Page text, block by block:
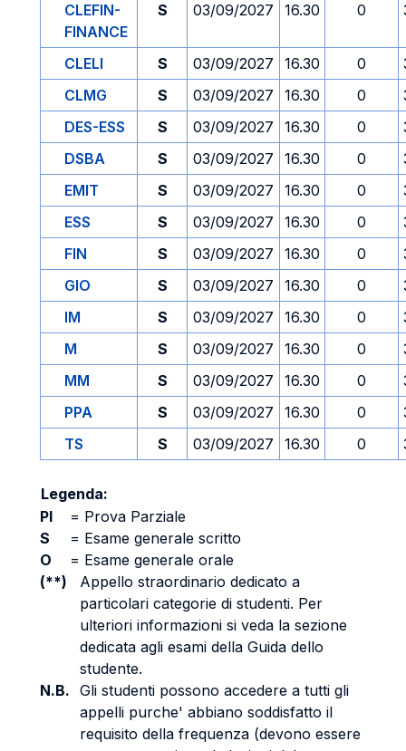
CLEFIN-
FINANCE
S 03/09/2027 16.30 0
CLELI S 03/09/2027 16.30 0
CLMG
S 03/09/2027 16.30 0
DES-ESS
S 03/09/2027 16.30 0
DSBA
S 03/09/2027 16.30 0
EMIT
S 03/09/2027 16.30 0
ESS
S 03/09/2027 16.30 0
FIN
S 03/09/2027 16.30 0
GIO
S 03/09/2027 16.30 0
IM
S 03/09/2027 16.30 0
M
S 03/09/2027 16.30 0
MM
S 03/09/2027 16.30 0
PPA
S 03/09/2027 16.30 0
TS
S 03/09/2027 16.30 0
Legenda:
PI
= Prova Parziale
S
= Esame generale scritto
O
= Esame generale orale
(**)
Appello straordinario dedicato a
particolari categorie di studenti. Per
ulteriori informazioni si veda la sezione
dedicata agli esami della Guida dello
studente.
N.B. Gli studenti possono accedere a tutti gli
appelli purche' abbiano soddisfatto il
requisito della frequenza (devono essere